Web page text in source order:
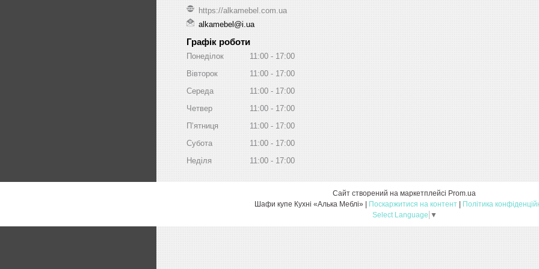
https://alkamebel.com.ua
alkamebel@i.ua
Графік роботи
Понеділок 11:00
17:00
Вівторок
11:00
17:00
Середа
11:00
17:00
Четвер
11:00
17:00
Пʼятниця
11:00
17:00
Субота
11:00
17:00
Неділя
11:00 17:00
Сайт створений на маркетплейсі Prom.ua
Шафи купе Кухні «Алька Меблі» | Поскаржитися на контент | Політика
Select Language ▼